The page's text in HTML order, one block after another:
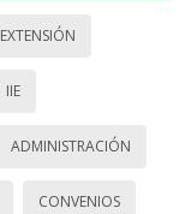
EXTENSIÓN
IIE
ADMINISTRACIÓN
CONVENIOS